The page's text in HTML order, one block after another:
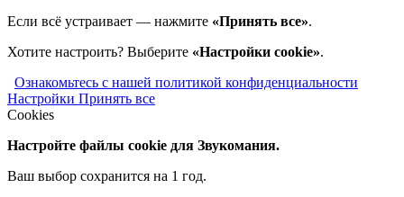
Если всё устраивает — нажмите «Принять все».
Хотите настроить? Выберите «Настройки cookie».
Ознакомьтесь с нашей политикой конфиденциальности
Настройки Принять все
Cookies
Настройте файлы cookie для Звукомания.
Ваш выбор сохранится на 1 год.